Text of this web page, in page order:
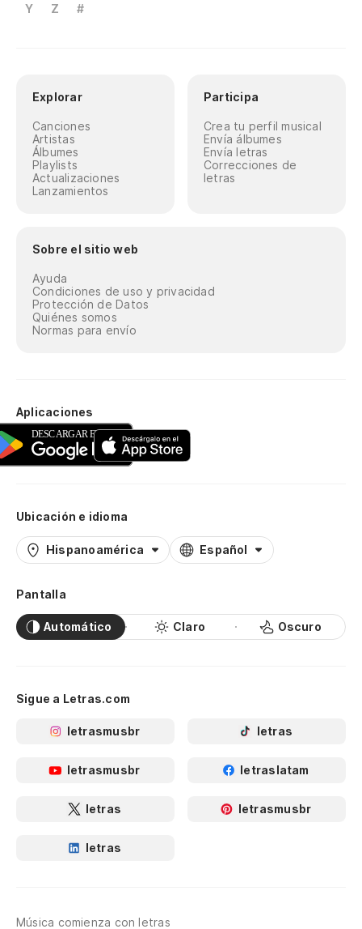
Y
Z #
Explorar
Canciones
Artistas
Álbumes
Playlists
Actualizaciones
Lanzamientos
Participa
Crea tu perfil musical
Envía álbumes
Envía letras
Correcciones de
letras
Sobre el sitio web
Ayuda
Condiciones de uso y privacidad
Protección de Datos
Quiénes somos
Normas para envío
Aplicaciones
Ubicación e idioma
Hispanoamérica Español
Pantalla
Automático Claro Oscuro
Sigue a Letras.com
letrasmusbr letras
letrasmusbr letraslatam
letras letrasmusbr
letras
Música comienza con letras